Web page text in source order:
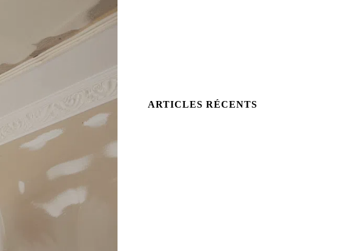
ARTICLES RÉCENTS